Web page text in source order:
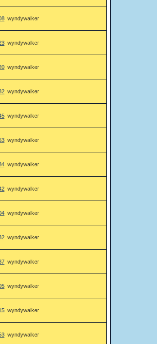
wyndywalker
wyndywalker
wyndywalker
wyndywalker
wyndywalker
wyndywalker
wyndywalker
wyndywalker
wyndywalker
wyndywalker
wyndywalker
wyndywalker
wyndywalker
wyndywalker